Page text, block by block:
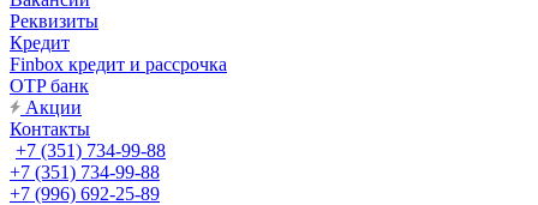
Реквизиты
Кредит
Finbox кредит и рассрочка
OTP банк
Акции
Контакты
+7 (351) 734-99-88
+7 (351) 734-99-88
+7 (996) 692-25-89